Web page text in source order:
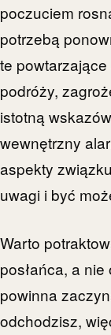
poczuciem
potrzebą
te
podróży,
istotną
wewnętrzny
aspekty
uwagi i być
Warto
posłańca, a
powinna
odchodzisz,